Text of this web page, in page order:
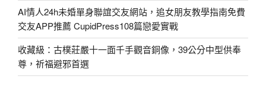
AI情人24h未婚單身聯誼交友網站，追女朋友教學指南免費
交友APP推薦 CupidPress108篇戀愛實戰
收藏級：古樸莊嚴十一面千手觀音銅像，39公分中型供奉
尊，祈福避邪首選